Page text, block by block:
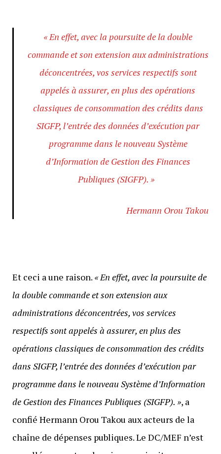
« En effet, avec la poursuite de la double
commande et son extension aux administrations
déconcentrées, vos services respectifs sont
appelés à assurer, en plus des opérations
classiques de consommation des crédits dans
SIGFP, l’entrée des données d’exécution par
programme dans le nouveau Système
d’Information de Gestion des Finances
Publiques (SIGFP). »
Hermann Orou Takou
Et ceci a une raison. « En effet, avec la poursuite de
la double commande et son extension aux
administrations déconcentrées, vos services
respectifs sont appelés à assurer, en plus des
opérations classiques de consommation des crédits
dans SIGFP, l’entrée des données d’exécution par
programme dans le nouveau Système d’Information
de Gestion des Finances Publiques (SIGFP). », a
confié Hermann Orou Takou aux acteurs de la
chaîne de dépenses publiques. Le DC/MEF n’est